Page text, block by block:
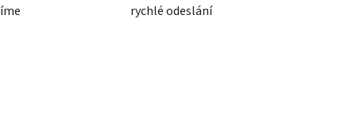
rychlé odeslání